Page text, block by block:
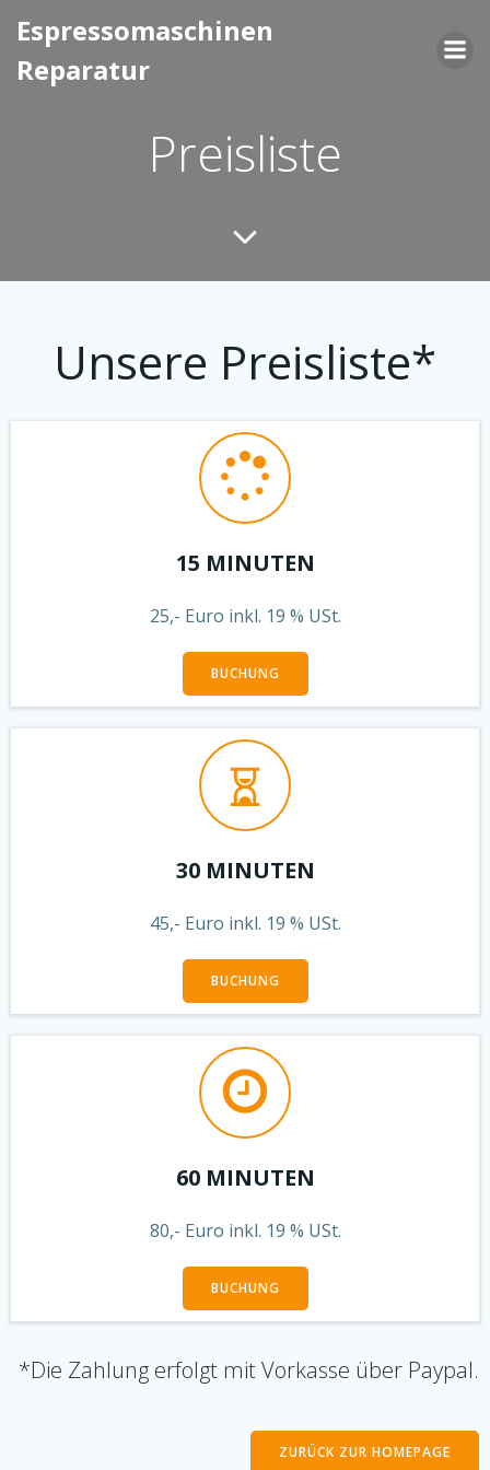
al
Espressomaschinen
Reparatur
Preisliste
Unsere Preisliste*
15 MINUTEN
25,- Euro inkl. 19 % USt.
BUCHUNG
30 MINUTEN
45,- Euro inkl. 19 % USt.
BUCHUNG
60 MINUTEN
80,- Euro inkl. 19 % USt.
BUCHUNG
*Die Zahlung erfolgt mit Vorkasse über Paypal.
ZURÜCK ZUR HOMEPAGE